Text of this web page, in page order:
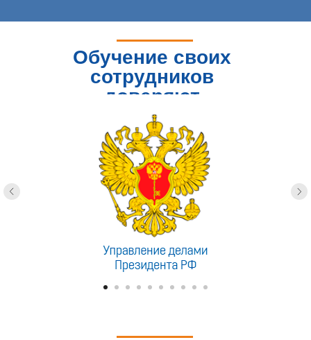
Обучение своих
сотрудников
доверяют